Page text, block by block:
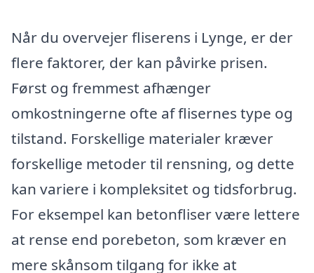
Når du overvejer fliserens i Lynge, er der
flere faktorer, der kan påvirke prisen.
Først og fremmest afhænger
omkostningerne ofte af flisernes type og
tilstand. Forskellige materialer kræver
forskellige metoder til rensning, og dette
kan variere i kompleksitet og tidsforbrug.
For eksempel kan betonfliser være lettere
at rense end porebeton, som kræver en
mere skånsom tilgang for ikke at